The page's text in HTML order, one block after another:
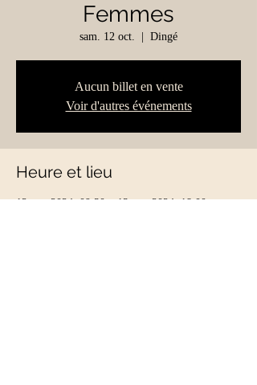
Femmes
sam. 12 oct. Dingé
Aucun billet en vente
Voir d'autres événements
Heure et lieu
12 oct. 2024, 09:30 – 13 oct. 2024, 18:00